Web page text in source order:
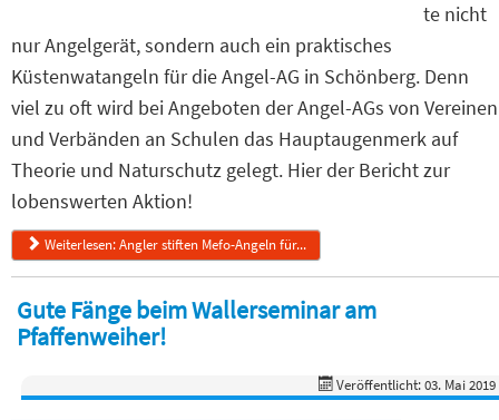
te nicht
nur Angelgerät, sondern auch ein praktisches
Küstenwatangeln für die Angel-AG in Schönberg. Denn
viel zu oft wird bei Angeboten der Angel-AGs von Vereinen
und Verbänden an Schulen das Hauptaugenmerk auf
Theorie und Naturschutz gelegt. Hier der Bericht zur
lobenswerten Aktion!
Weiterlesen: Angler stiften Mefo-Angeln für...
Gute Fänge beim Wallerseminar am
Pfaffenweiher!
Veröffentlicht: 03. Mai 2019